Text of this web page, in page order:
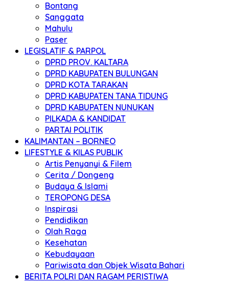
Bontang
Sanggata
Mahulu
Paser
LEGISLATIF & PARPOL
DPRD PROV. KALTARA
DPRD KABUPATEN BULUNGAN
DPRD KOTA TARAKAN
DPRD KABUPATEN TANA TIDUNG
DPRD KABUPATEN NUNUKAN
PILKADA & KANDIDAT
PARTAI POLITIK
KALIMANTAN – BORNEO
LIFESTYLE & KILAS PUBLIK
Artis Penyanyi & Filem
Cerita / Dongeng
Budaya & Islami
TEROPONG DESA
Inspirasi
Pendidikan
Olah Raga
Kesehatan
Kebudayaan
Pariwisata dan Objek Wisata Bahari
BERITA POLRI DAN RAGAM PERISTIWA